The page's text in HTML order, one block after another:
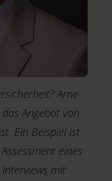
Arne
Angebot von
Ein Beispiel ist
eines
Interviews mit